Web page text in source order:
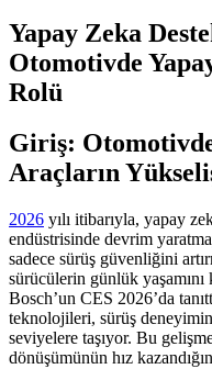
Yapay Zeka
Otomotivde
Rolü
Giriş:
Araçların
2026 yılı itibarıyla, yapay
endüstrisinde devrim
sadece sürüş güvenliğini
sürücülerin günlük yaşamını
Bosch’un CES 2026’da
teknolojileri, sürüş
seviyelere taşıyor. Bu
dönüşümünün hız